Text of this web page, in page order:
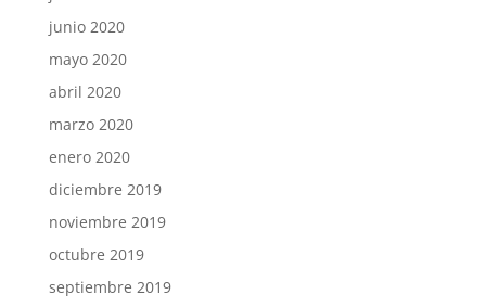
junio 2020
mayo 2020
abril 2020
marzo 2020
enero 2020
diciembre 2019
noviembre 2019
octubre 2019
septiembre 2019